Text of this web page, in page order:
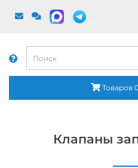
Товаров
Клапаны